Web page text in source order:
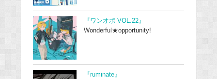
『ワンオポ VOL.22』
Wonderful★opportunity!
『ruminate』